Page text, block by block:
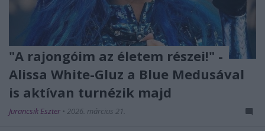
"A rajongóim az életem részei!" -
Alissa White-Gluz a Blue Medusával
is aktívan turnézik majd
Jurancsik Eszter • 2026. március 21.